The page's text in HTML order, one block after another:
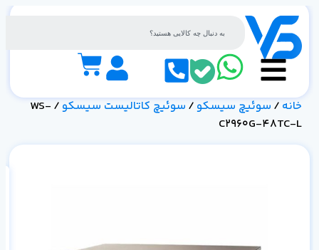
خانه / سوئیچ سیسکو/ سوئیچ کاتالیست سیسکو
/ WS-
C2960G-48TC-L